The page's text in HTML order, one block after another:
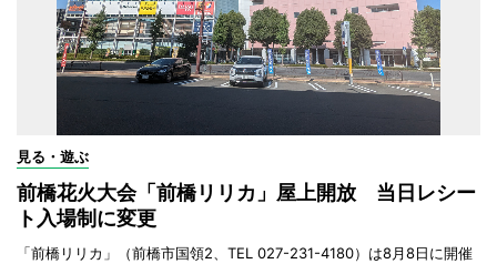
見る・遊ぶ
前橋花火大会「前橋リリカ」屋上開放 当日レシー
ト入場制に変更
「前橋リリカ」（前橋市国領2、TEL 027-231-4180）は8月8日に開催